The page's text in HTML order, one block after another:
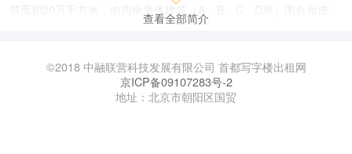
筑面积20万平方米，由四座单体建筑（A、B、C、D座）围合而成，
统，降低30%能耗，获LEED铂金级认证。 空间特色：中央设有高挑
中庭和236米悬索步行桥，连接四座建筑；下沉花园（9米深）和屋顶
查看全部简介
©2018 中融联营科技发展有限公司 首都写字楼出租网
京ICP备09107283号-2
地址：北京市朝阳区国贸